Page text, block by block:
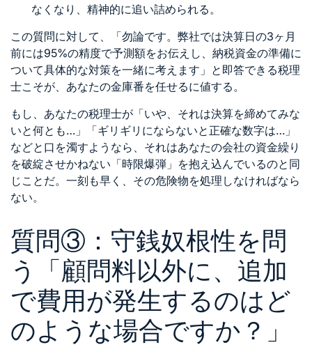
なくなり、精神的に追い詰められる。
この質問に対して、「勿論です。弊社では決算日の3ヶ月
前には95%の精度で予測額をお伝えし、納税資金の準備に
ついて具体的な対策を一緒に考えます」と即答できる税理
士こそが、あなたの金庫番を任せるに値する。
もし、あなたの税理士が「いや、それは決算を締めてみな
いと何とも…」「ギリギリにならないと正確な数字は…」
などと口を濁すようなら、それはあなたの会社の資金繰り
を破綻させかねない「時限爆弾」を抱え込んでいるのと同
じことだ。一刻も早く、その危険物を処理しなければなら
ない。
質問③：守銭奴根性を問
う「顧問料以外に、追加
で費用が発生するのはど
のような場合ですか？」